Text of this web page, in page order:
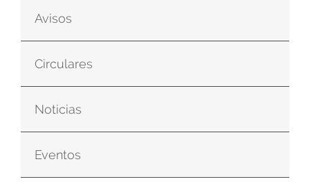
Avisos
Circulares
Noticias
Eventos